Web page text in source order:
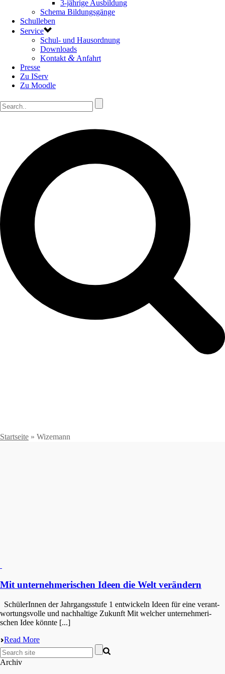
3-jährige Ausbildung
Schema Bildungsgänge
Schulleben
Service
Schul- und Hausordnung
Downloads
Kontakt & Anfahrt
Presse
Zu IServ
Zu Moodle
Startseite » Wizemann
Mit unternehmerischen Ideen die Welt verändern
Schüle­rIn­nen der Jahrgangs­stu­fe 1 entwi­ckeln Ideen für eine verant­
wor­tungs­vol­le und nachhal­ti­ge Zukunft Mit welcher unter­neh­me­ri­
schen Idee könnte [...]
Read More
Archiv